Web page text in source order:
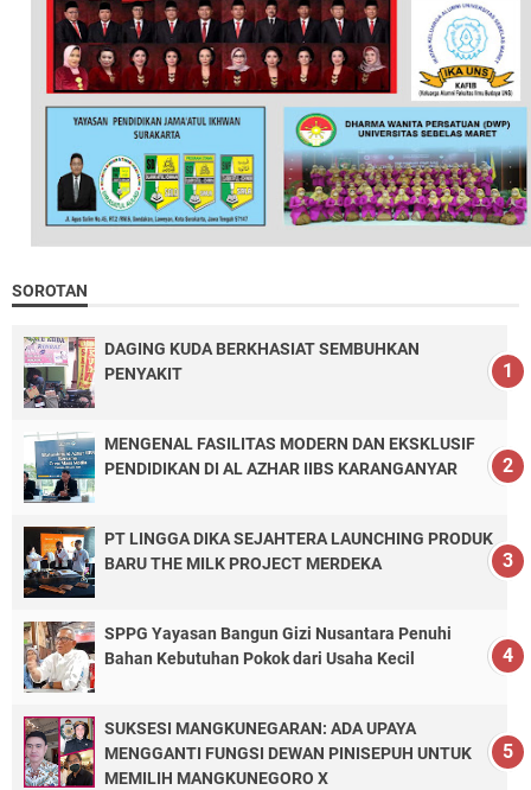
SOROTAN
DAGING KUDA BERKHASIAT SEMBUHKAN
PENYAKIT
MENGENAL FASILITAS MODERN DAN EKSKLUSIF
PENDIDIKAN DI AL AZHAR IIBS KARANGANYAR
PT LINGGA DIKA SEJAHTERA LAUNCHING PRODUK
BARU THE MILK PROJECT MERDEKA
SPPG Yayasan Bangun Gizi Nusantara Penuhi
Bahan Kebutuhan Pokok dari Usaha Kecil
SUKSESI MANGKUNEGARAN: ADA UPAYA
MENGGANTI FUNGSI DEWAN PINISEPUH UNTUK
MEMILIH MANGKUNEGORO X